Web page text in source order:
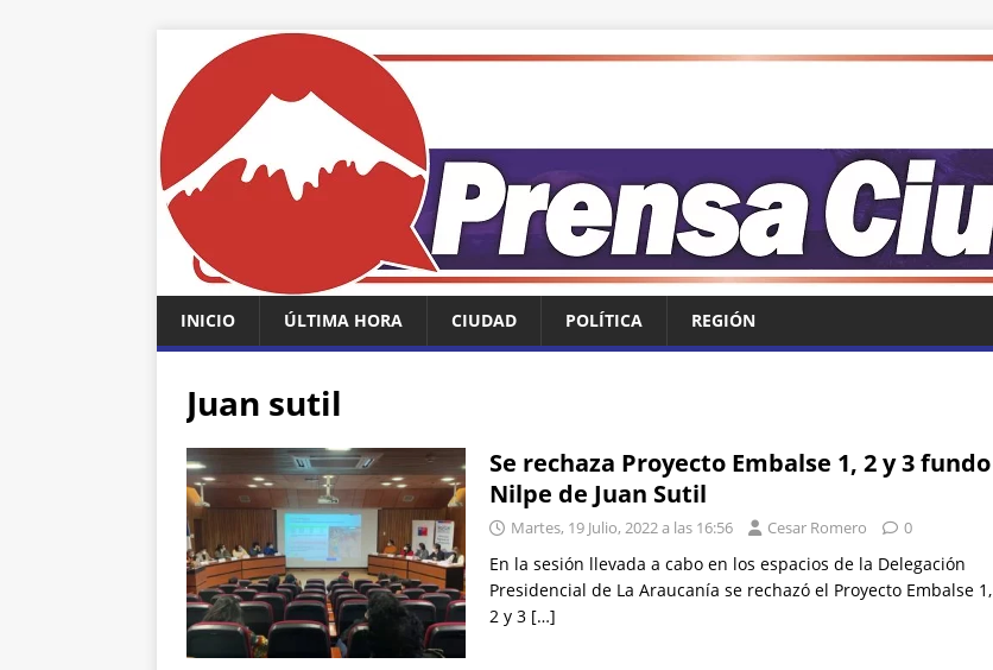
INICIO ÚLTIMA HORA CIUDAD POLÍTICA REGIÓN
Juan sutil
Se rechaza Proyecto Embalse 1, 2 y 3 fundo
Nilpe de Juan Sutil
Martes, 19 Julio, 2022 a las 16:56 Cesar Romero 0
En la sesión llevada a cabo en los espacios de la Delegación
Presidencial de La Araucanía se rechazó el Proyecto Embalse 1,
2 y 3 […]